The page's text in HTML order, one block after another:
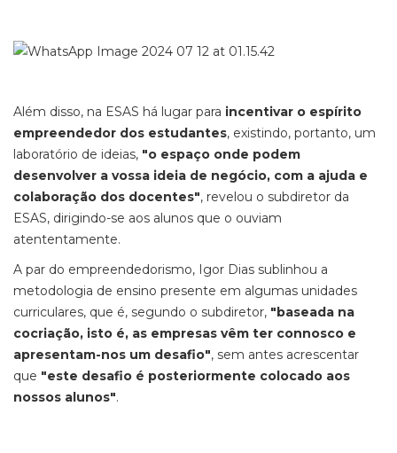
Além disso, na ESAS há lugar para incentivar o espírito
empreendedor dos estudantes, existindo, portanto, um
laboratório de ideias, "o espaço onde podem
desenvolver a vossa ideia de negócio, com a ajuda e
colaboração dos docentes", revelou o subdiretor da
ESAS, dirigindo-se aos alunos que o ouviam
atententamente.
A par do empreendedorismo, Igor Dias sublinhou a
metodologia de ensino presente em algumas unidades
curriculares, que é, segundo o subdiretor, "baseada na
cocriação, isto é, as empresas vêm ter connosco e
apresentam-nos um desafio", sem antes acrescentar
que "este desafio é posteriormente colocado aos
nossos alunos".